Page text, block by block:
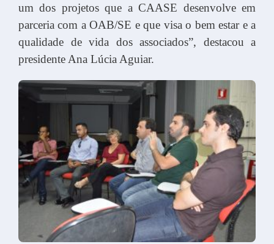
um dos projetos que a CAASE desenvolve em
parceria com a OAB/SE e que visa o bem estar e a
qualidade de vida dos associados”, destacou a
presidente Ana Lúcia Aguiar.